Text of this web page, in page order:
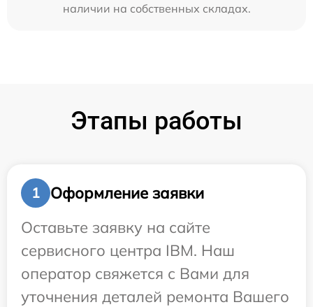
наличии на собственных складах.
Этапы работы
1
Оформление заявки
Оставьте заявку на сайте
сервисного центра IBM. Наш
оператор свяжется с Вами для
уточнения деталей ремонта Вашего